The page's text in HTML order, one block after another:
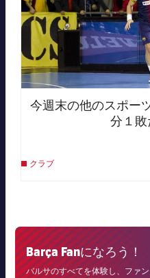
今週末の他のスポー
分１敗
クラブ
Barça Fanになろう！
バルサのすべてを体験し、ファ